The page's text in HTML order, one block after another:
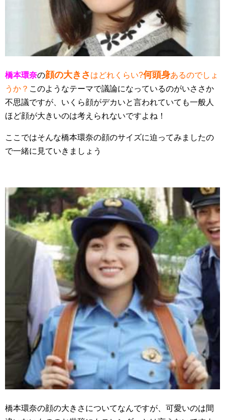
橋本環奈の顔の大きさ はどれくらい?何頭身あるのでしょ
うか？ このようなテーマで議論になっているのがいささか
不思議ですが、いくら顔がデカいと言われていても一般人
ほど顔が大きいのは考えられないですよね！
ここではそんな橋本環奈の顔のサイズに迫ってみましたの
で一緒に見ていきましょう
橋本環奈の顔の大きさについてなんですが、可愛いのは間